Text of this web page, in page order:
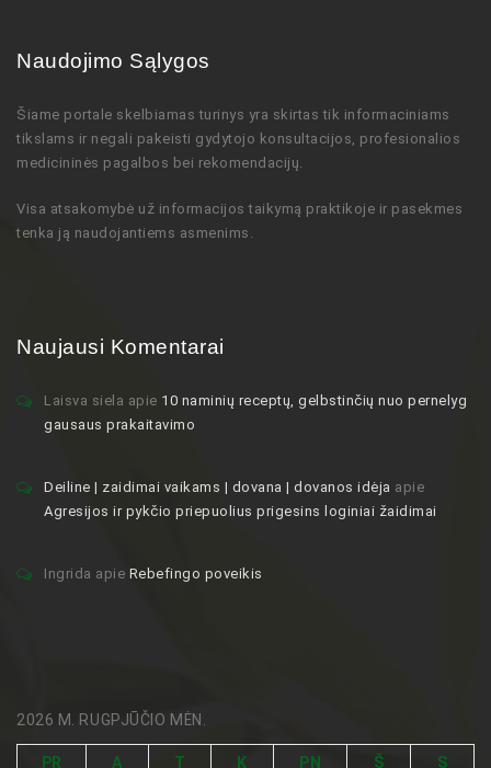
Naudojimo Sąlygos
Šiame portale skelbiamas turinys yra skirtas tik informaciniams
tikslams ir negali pakeisti gydytojo konsultacijos, profesionalios
medicininės pagalbos bei rekomendacijų
Visa atsakomybė už informacijos taikymą praktikoje ir pasekmes
tenka ją naudojantiems asmenims.
Naujausi Komentarai
Laisva siela apie 10 naminių receptų, gelbstinčių nuo pernelyg
gausaus prakaitavimo
Deiline | zaidimai vaikams | dovana | dovanos idėja apie
Agresijos ir pykčio priepuolius prigesins loginiai žaidimai
Ingrida apie Rebefingo poveikis
2026 M. RUGPJŪČIO MĖN.
PR A T K PN Š S